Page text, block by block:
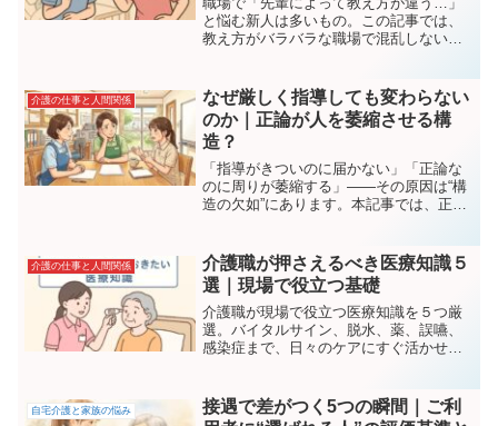
と悩む新人は多いもの。この記事では、
教え方がバラバラな職場で混乱しないた
介護の仕事と人間関係
なぜ厳しく指導しても変わらない
のか｜正論が人を萎縮させる構
造？
「指導がきついのに届かない」「正論な
のに周りが萎縮する」――その原因は“構
造の欠如”にあります。本記事では、正論
解説。介護・医療・教育など人材育成の
現場必見。
介護の仕事と人間関係
介護職が押さえるべき医療知識５
選｜現場で役立つ基礎
介護職が現場で役立つ医療知識を５つ厳
選。バイタルサイン、脱水、薬、誤嚥、
感染症まで、日々のケアにすぐ活かせる
自宅介護と家族の悩み
接遇で差がつく5つの瞬間｜ご利